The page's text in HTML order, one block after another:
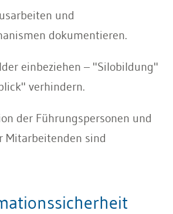
und
dokumentieren.
einbeziehen – "Silobildung"
verhindern.
der Führungspersonen und
Mitarbeitenden sind